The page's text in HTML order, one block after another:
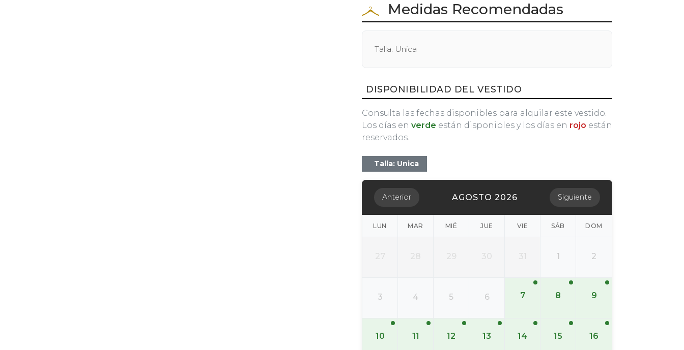
Medidas Recomendadas
Talla: Unica
DISPONIBILIDAD DEL VESTIDO
Consulta las fechas disponibles para alquilar este vestido.
Los días en verde están disponibles y los días en rojo están
reservados.
Talla: Unica
Anterior AGOSTO 2026 Siguiente
LUN MAR MIÉ JUE VIE SÁB DOM
27 28 29 30 31 1 2
3 4 5 6 7 8 9
10 11 12 13 14 15 16